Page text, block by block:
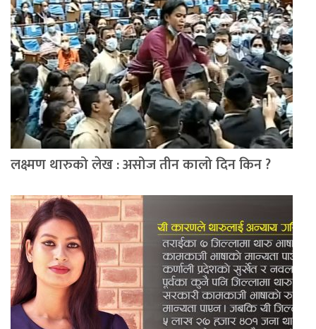
लक्ष्मण थारुको लेख : असोज तीन कालो दिन किन ?